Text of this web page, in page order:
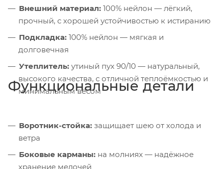
Внешний материал: 100% нейлон — лёгкий,
прочный, с хорошей устойчивостью к истиранию
Подкладка: 100% нейлон — мягкая и
долговечная
Утеплитель: утиный пух 90/10 — натуральный,
высокого качества, с отличной теплоёмкостью и
минимальным весом
Функциональные детали
Воротник-стойка: защищает шею от холода и
ветра
Боковые карманы: на молниях — надёжное
хранение мелочей